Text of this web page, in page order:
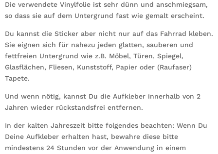
Die verwendete Vinylfolie ist sehr dünn und anschmiegsam,
so dass sie auf dem Untergrund fast wie gemalt erscheint.
Du kannst die Sticker aber nicht nur auf das Fahrrad kleben.
Sie eignen sich für nahezu jeden glatten, sauberen und
fettfreien Untergrund wie z.B. Möbel, Türen, Spiegel,
Glasflächen, Fliesen, Kunststoff, Papier oder (Raufaser)
Tapete.
Und wenn nötig, kannst Du die Aufkleber innerhalb von 2
Jahren wieder rückstandsfrei entfernen.
In der kalten Jahreszeit bitte folgendes beachten: Wenn Du
Deine Aufkleber erhalten hast, bewahre diese bitte
mindestens 24 Stunden vor der Anwendung in einem